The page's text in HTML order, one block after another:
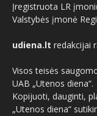
Įregistruota LR
Valstybės įmonė
udiena.lt redakcijai
Visos teisės
UAB „Utenos diena“.
Kopijuoti, dauginti,
„Utenos diena“